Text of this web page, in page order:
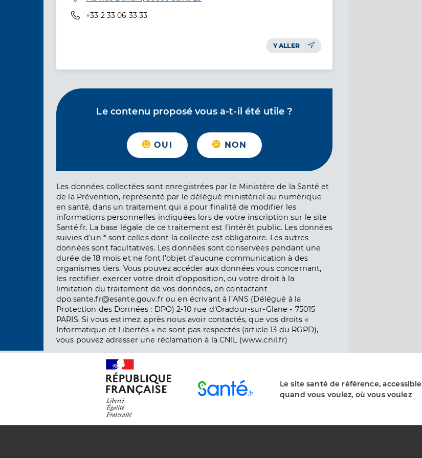
Téléphone
+33 2 33 06 33 33
Y ALLER
Le contenu proposé vous a-t-il été utile ?
OUI NON
Les données collectées sont enregistrées par le Ministère de la Santé et
de la Prévention, représenté par le délégué ministériel au numérique
en santé, dans un traitement qui a pour finalité de modifier les
informations personnelles indiquées lors de votre inscription sur le site
Santé.fr. La base légale de ce traitement est l’intérêt public. Les données
suivies d’un * sont celles dont la collecte est obligatoire. Les autres
données sont facultatives. Les données sont conservées pendant une
durée de 18 mois et ne font l’objet d’aucune communication à des
organismes tiers. Vous pouvez accéder aux données vous concernant,
les rectifier, exercer votre droit d’opposition, ou votre droit à la
limitation du traitement de vos données, en contactant
dpo.sante.fr@esante.gouv.fr ou en écrivant à l’ANS (Délégué à la
Protection des Données : DPO) 2-10 rue d'Oradour-sur-Glane - 75015
PARIS. Si vous estimez, après nous avoir contactés, que vos droits «
Informatique et Libertés » ne sont pas respectés (article 13 du RGPD),
vous pouvez adresser une réclamation à la CNIL (www.cnil.fr)
Le site santé de référence, accessible
quand vous voulez, où vous voulez